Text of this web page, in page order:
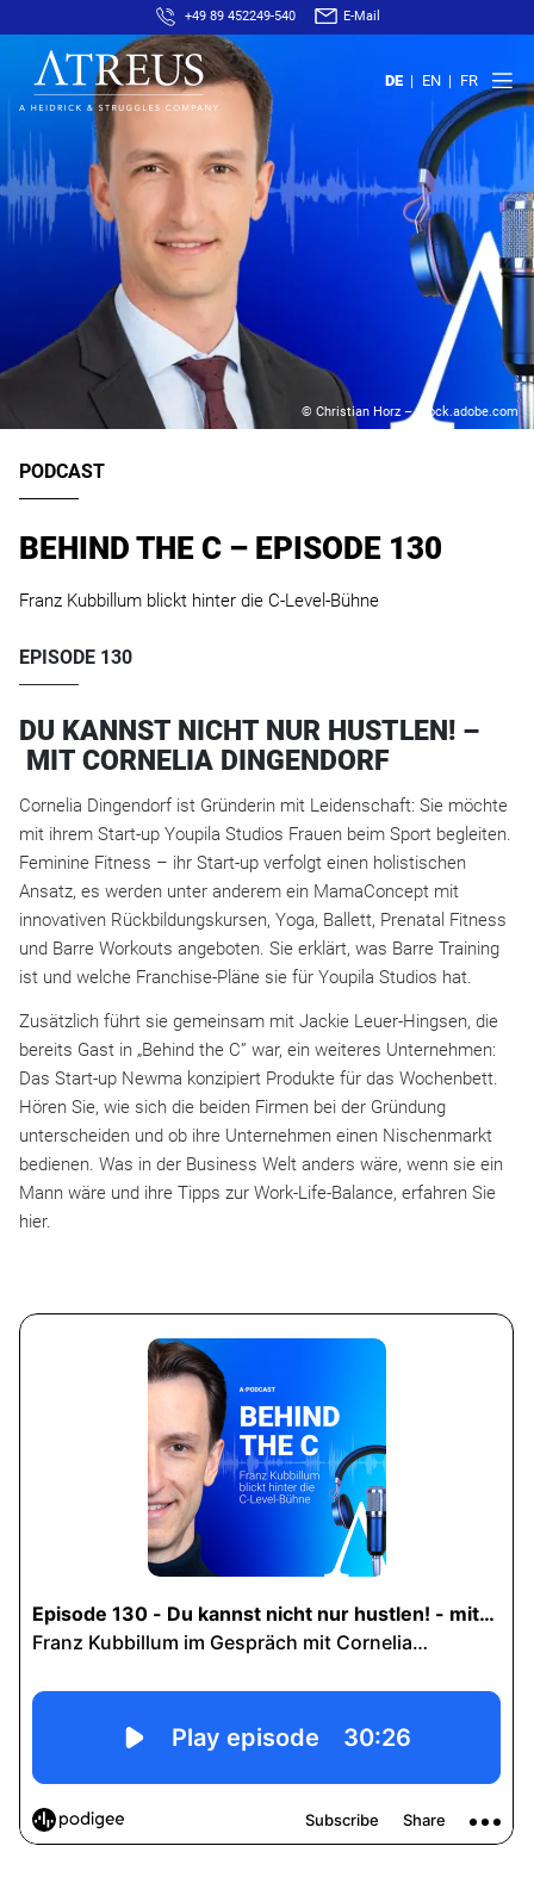
+49 89 452249-540 E-Mail
DE EN FR
© Christian Horz – stock.adobe.com
PODCAST
BEHIND THE C – EPISODE 130
Franz Kubbillum blickt hinter die C-Level-Bühne
EPISODE 130
DU KANNST NICHT NUR HUSTLEN! –
MIT CORNELIA DINGENDORF
Cornelia Dingendorf ist Gründerin mit Leidenschaft: Sie möchte
mit ihrem Start-up Youpila Studios Frauen beim Sport begleiten.
Feminine Fitness – ihr Start-up verfolgt einen holistischen
Ansatz, es werden unter anderem ein MamaConcept mit
innovativen Rückbildungskursen, Yoga, Ballett, Prenatal Fitness
und Barre Workouts angeboten. Sie erklärt, was Barre Training
ist und welche Franchise-Pläne sie für Youpila Studios hat.
Zusätzlich führt sie gemeinsam mit Jackie Leuer-Hingsen, die
bereits Gast in „Behind the C” war, ein weiteres Unternehmen:
Das Start-up Newma konzipiert Produkte für das Wochenbett.
Hören Sie, wie sich die beiden Firmen bei der Gründung
unterscheiden und ob ihre Unternehmen einen Nischenmarkt
bedienen. Was in der Business Welt anders wäre, wenn sie ein
Mann wäre und ihre Tipps zur Work-Life-Balance, erfahren Sie
hier.